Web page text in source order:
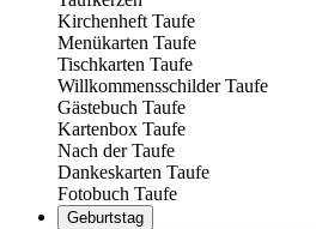
Kirchenheft Taufe
Menükarten Taufe
Tischkarten Taufe
Willkommensschilder Taufe
Gästebuch Taufe
Kartenbox Taufe
Nach der Taufe
Dankeskarten Taufe
Fotobuch Taufe
Geburtstag